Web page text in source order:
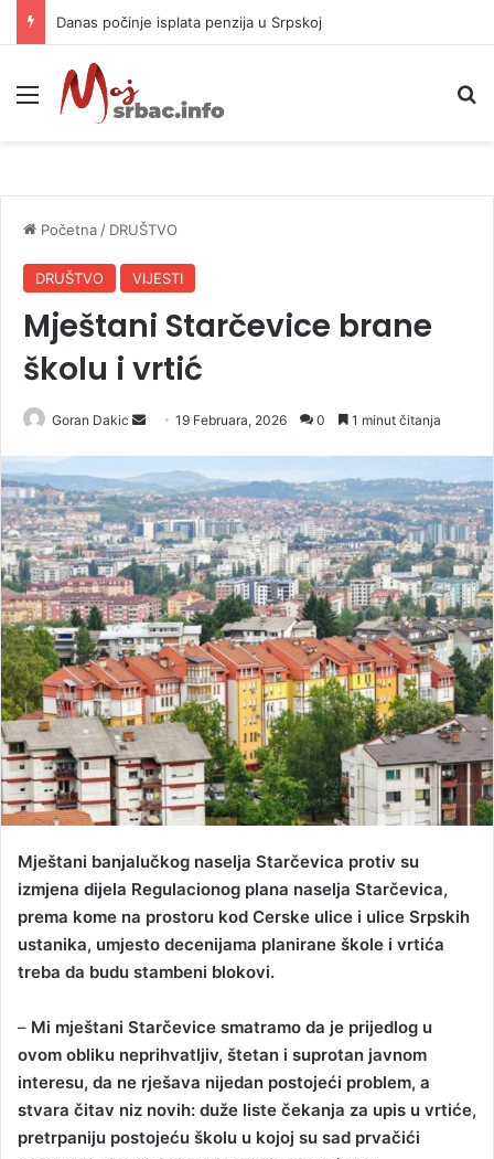
Danas počinje isplata penzija u Srpskoj
Meni
Početna / DRUŠTVO
DRUŠTVO VIJESTI
Mještani Starčevice brane
školu i vrtić
Goran Dakic
n
d
a
n
e
m
a
i
l
19 Februara, 2026 0 1 minut čitanja
Mještani banjalučkog naselja Starčevica protiv su
izmjena dijela Regulacionog plana naselja Starčevica,
prema kome na prostoru kod Cerske ulice i ulice Srpskih
ustanika, umjesto decenijama planirane škole i vrtića
treba da budu stambeni blokovi.
– Mi mještani Starčevice smatramo da je prijedlog u
ovom obliku neprihvatljiv, štetan i suprotan javnom
interesu, da ne rješava nijedan postojeći problem, a
stvara čitav niz novih: duže liste čekanja za upis u vrtiće,
pretrpaniju postojeću školu u kojoj su sad prvačići